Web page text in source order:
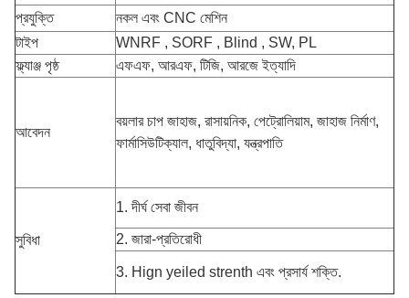
প্রযুক্তি
নকল এবং CNC মেশিন
টাইপ
WNRF , SORF , Blind , SW, PL
ফ্ল্যাঞ্জ পৃষ্ঠ
এফএফ, আরএফ, টিজি, আরজে ইত্যাদি
আবেদন
বয়লার চাপ জাহাজ, রাসায়নিক, পেট্রোলিয়াম, জাহাজ নির্মাণ,
ফার্মাসিউটিক্যাল, ধাতুবিদ্যা, যন্ত্রপাতি
সুবিধা
1. দীর্ঘ সেবা জীবন
2. জারা-প্রতিরোধী
3. Hign yeiled strenth এবং প্রসার্য শক্তি.